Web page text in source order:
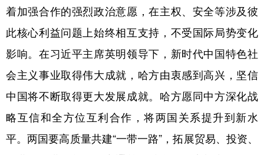
着加强合作的强烈政治意愿，在主权、安全等涉及彼
此核心利益问题上始终相互支持，不受国际局势变化
影响。在习近平主席英明领导下，新时代中国特色社
会主义事业取得伟大成就，哈方由衷感到高兴，坚信
中国将不断取得更大发展成就。哈方愿同中方深化战
略互信和全方位互利合作，将两国关系提升到新水
平。两国要高质量共建“一带一路”，拓展贸易、投资、